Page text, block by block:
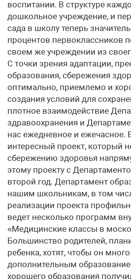
воспитании. В структуре
дошкольное учреждение, и
сада в школу теперь
процентов первоклассников
своем же учреждении из
С точки зрения адаптации,
образования, сбережения
оптимально, приемлемо и
создания условий для
плотное взаимодействие
здравоохранения и
нас ежедневное и ежечасное.
интересный проект, который
сбережению здоровья
этому проекту с
второй год. Департамент
нашим школьникам, в том
реализации проекта
ведет несколько программ
«Медицинские классы в
Большинство родителей,
ребенка, хотят, чтобы он
дополнительным
хорошего образования